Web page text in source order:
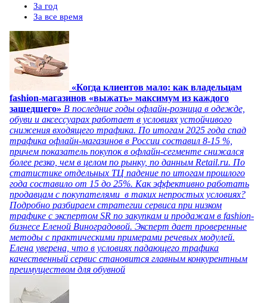
За год
За все время
«Когда клиентов мало: как владельцам
fashion-магазинов «выжать» максимум из каждого
зашедшего» В последние годы офлайн-розница в одежде,
обуви и аксессуарах работает в условиях устойчивого
снижения входящего трафика. По итогам 2025 года спад
трафика офлайн-магазинов в России составил 8-15 %,
причем показатель покупок в офлайн-сегменте снижался
более резко, чем в целом по рынку, по данным Retail.ru. По
статистике отдельных ТЦ падение по итогам прошлого
года составило от 15 до 25%. Как эффективно работать
продавцам с покупателями в таких непростых условиях?
Подробно разбираем стратегии сервиса при низком
трафике с экспертом SR по закупкам и продажам в fashion-
бизнесе Еленой Виноградовой. Эксперт дает проверенные
методы с практическими примерами речевых модулей.
Елена уверена, что в условиях падающего трафика
качественный сервис становится главным конкурентным
преимуществом для обувной